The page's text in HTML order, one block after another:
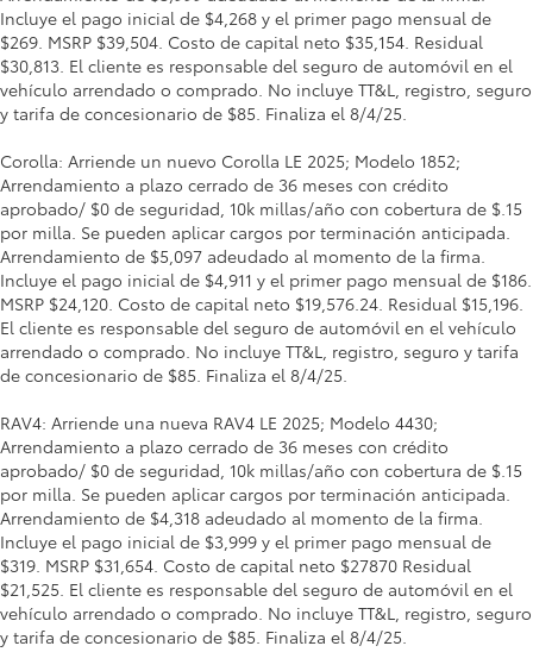
Incluye el pago inicial de $4,268 y el primer pago mensual de
$269. MSRP $39,504. Costo de capital neto $35,154. Residual
$30,813. El cliente es responsable del seguro de automóvil en el
vehículo arrendado o comprado. No incluye TT&L, registro, seguro
y tarifa de concesionario de $85. Finaliza el 8/4/25.
Corolla: Arriende un nuevo Corolla LE 2025; Modelo 1852;
Arrendamiento a plazo cerrado de 36 meses con crédito
aprobado/ $0 de seguridad, 10k millas/año con cobertura de $.15
por milla. Se pueden aplicar cargos por terminación anticipada.
Arrendamiento de $5,097 adeudado al momento de la firma.
Incluye el pago inicial de $4,911 y el primer pago mensual de $186.
MSRP $24,120. Costo de capital neto $19,576.24. Residual $15,196.
El cliente es responsable del seguro de automóvil en el vehículo
arrendado o comprado. No incluye TT&L, registro, seguro y tarifa
de concesionario de $85. Finaliza el 8/4/25.
RAV4: Arriende una nueva RAV4 LE 2025; Modelo 4430;
Arrendamiento a plazo cerrado de 36 meses con crédito
aprobado/ $0 de seguridad, 10k millas/año con cobertura de $.15
por milla. Se pueden aplicar cargos por terminación anticipada.
Arrendamiento de $4,318 adeudado al momento de la firma.
Incluye el pago inicial de $3,999 y el primer pago mensual de
$319. MSRP $31,654. Costo de capital neto $27870 Residual
$21,525. El cliente es responsable del seguro de automóvil en el
vehículo arrendado o comprado. No incluye TT&L, registro, seguro
y tarifa de concesionario de $85. Finaliza el 8/4/25.